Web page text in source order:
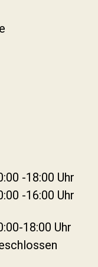
-18:00 Uhr
-16:00 Uhr
18:00 Uhr